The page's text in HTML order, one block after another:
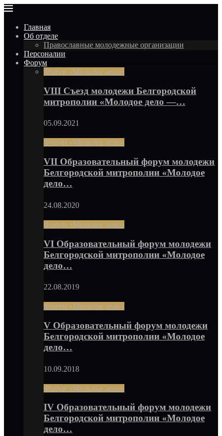
Главная
Об отделе
Православные молодежные организации
Персоналии
Форум
Форум «Молодое дело»
VIII Съезд молодежи Белгородской
митрополии «Молодое дело —…
05.09.2021
Форум «Молодое дело»
VII Образовательный форум молодежи
Белгородской митрополии «Молодое
дело…
24.08.2020
Форум «Молодое дело»
VI Образовательный форум молодежи
Белгородской митрополии «Молодое
дело…
22.08.2019
Форум «Молодое дело»
V Образовательный форум молодежи
Белгородской митрополии «Молодое
дело…
10.09.2018
Форум «Молодое дело»
IV Образовательный форум молодежи
Белгородской митрополии «Молодое
дело…